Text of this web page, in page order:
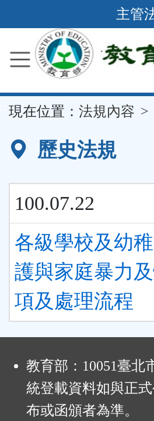
到
要
容
區
主管
現在位置： 法規內容
歷史法規
100.07.22
各級學校及幼
護與家庭暴力
項及處理流程
教育部：10051臺
統登載資料如與正
布或函頒者為準。